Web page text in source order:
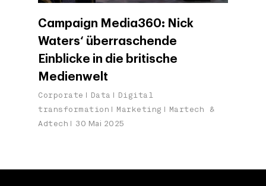
Campaign Media360: Nick
Waters‘ überraschende
Einblicke in die britische
Medienwelt
Corporate Data
Digital
transformation
Marketing
Martech &
Adtech
30 Mai 2025